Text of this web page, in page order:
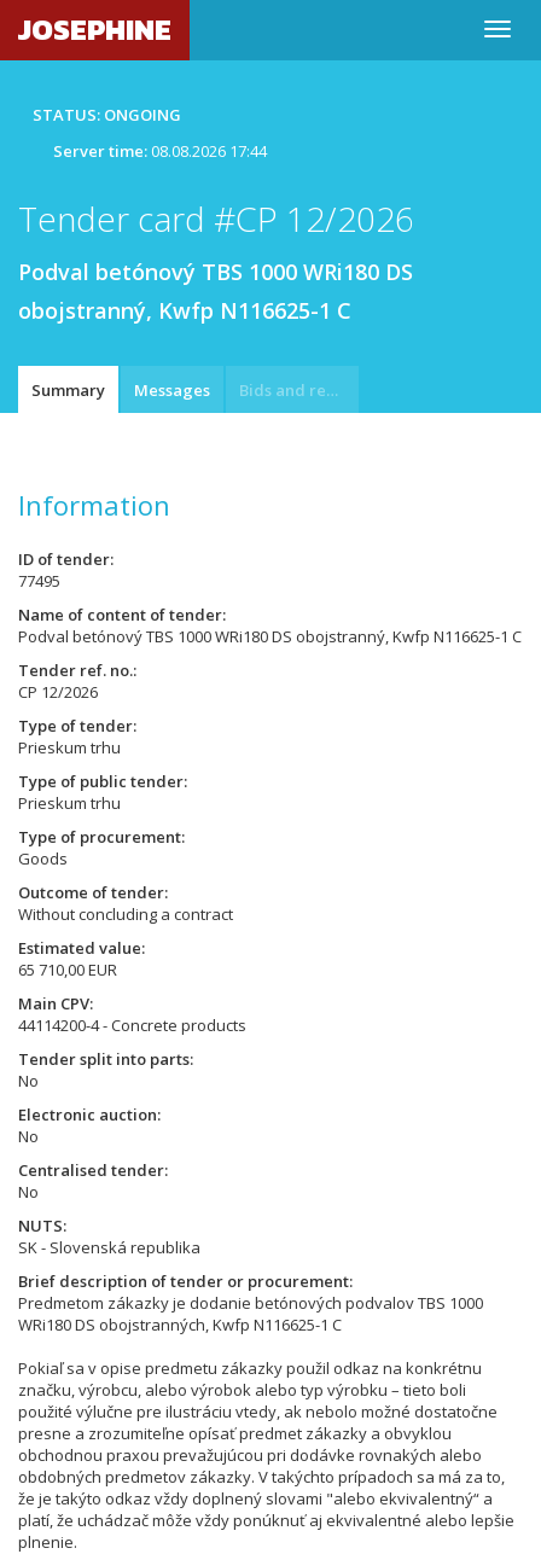
JOSEPHINE
STATUS: ONGOING
Server time:08.08.2026 17:44
Tender card #CP 12/2026
Podval betónový TBS 1000 WRi180 DS
obojstranný, Kwfp N116625-1 C
Summary Messages Bids and requests
Information
ID of tender
77495
Name of content of tender
Podval betónový TBS 1000 WRi180 DS obojstranný, Kwfp N116625-1 C
Tender ref. no.
CP 12/2026
Type of tender
Prieskum trhu
Type of public tender
Prieskum trhu
Type of procurement
Goods
Outcome of tender
Without concluding a contract
Estimated value
65 710,00 EUR
Main CPV
44114200-4 - Concrete products
Tender split into parts
No
Electronic auction
No
Centralised tender
No
NUTS
SK - Slovenská republika
Brief description of tender or procurement
Predmetom zákazky je dodanie betónových podvalov TBS 1000
WRi180 DS obojstranných, Kwfp N116625-1 C
Pokiaľ sa v opise predmetu zákazky použil odkaz na konkrétnu
značku, výrobcu, alebo výrobok alebo typ výrobku – tieto boli
použité výlučne pre ilustráciu vtedy, ak nebolo možné dostatočne
presne a zrozumiteľne opísať predmet zákazky a obvyklou
obchodnou praxou prevažujúcou pri dodávke rovnakých alebo
obdobných predmetov zákazky. V takýchto prípadoch sa má za to,
že je takýto odkaz vždy doplnený slovami "alebo ekvivalentný“ a
platí, že uchádzač môže vždy ponúknuť aj ekvivalentné alebo lepšie
plnenie.